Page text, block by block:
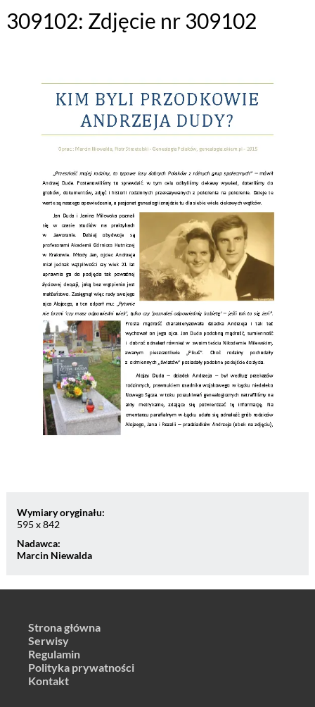
309102: Zdjęcie nr 309102
Wymiary oryginału:
595 x 842
Nadawca:
Marcin Niewalda
Strona główna
Serwisy
Regulamin
Polityka prywatności
Kontakt